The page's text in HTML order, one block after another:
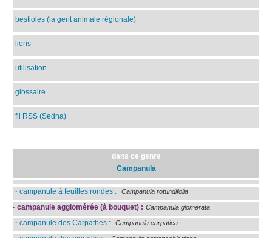
bestioles (la gent animale régionale)
liens
utilisation
glossaire
fil RSS (Sedna)
dans ce genre
Campanula
· campanule à feuilles rondes : Campanula rotundifolia
· campanule agglomérée (à bouquet) : Campanula glomerata
· campanule des Carpathes : Campanula carpatica